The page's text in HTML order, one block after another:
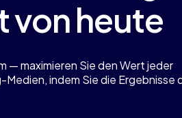
von heute
— maximieren Sie den Wert jeder
indem Sie die Ergebnisse